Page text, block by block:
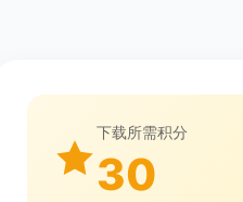
下载所需积分
30